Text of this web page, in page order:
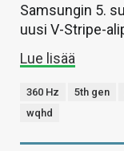
Samsungin 5.
uusi V-Stripe-
Lue lisää
360 Hz 5th gen
wqhd